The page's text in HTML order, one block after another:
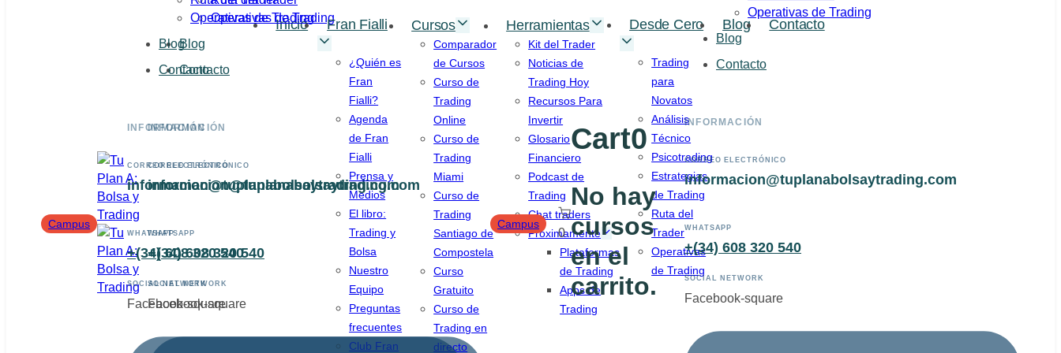
Campus
Operativas de Trading
Blog
Contacto
INFORMACIÓN
CORREO ELECTRÓNICO
informacion@tuplanabolsaytrading.com
WHATSAPP
+(34) 608 320 540
SOCIAL NETWORK
Facebook-square
Inicio Fran Fialli
¿Quién es
Fran
Fialli?
Agenda
de Fran
Fialli
Prensa y
Medios
El libro:
Trading y
Bolsa
Nuestro
Equipo
Preguntas
frecuentes
Club Fran
Cursos
Comparador
de Cursos
Curso de
Trading
Online
Curso de
Trading
Miami
Curso de
Trading
Santiago de
Compostela
Curso
Gratuito
Curso de
Trading en
directo
Herramientas
Kit del Trader
Noticias de
Trading Hoy
Recursos Para
Invertir
Glosario
Financiero
Podcast de
Trading
Chat traders
Próximamente
Plataformas
de Trading
Apps de
Trading
Desde Cero
Trading
para
Novatos
Análisis
Técnico
Psicotrading
Estrategias
de Trading
Ruta del
Trader
Operativas
de Trading
Blog Contacto
Operativas de Trading
Blog
Contacto
INFORMACIÓN
CORREO ELECTRÓNICO
informacion@tuplanabolsaytrading.com
WHATSAPP
+(34) 608 320 540
SOCIAL NETWORK
Facebook-square
Campus
0
Cart0
No hay
cursos
en el
carrito.
Operativas de Trading
Blog
Contacto
INFORMACIÓN
CORREO ELECTRÓNICO
informacion@tuplanabolsaytrading.com
WHATSAPP
+(34) 608 320 540
SOCIAL NETWORK
Facebook-square